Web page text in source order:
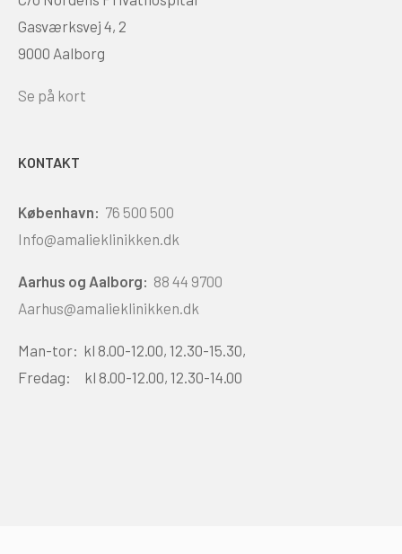
Gasværksvej 4, 2
9000 Aalborg
Se på kort
KONTAKT
København: 76 500 500
Info@amalieklinikken.dk
Aarhus og Aalborg: 88 44 9700
Aarhus@amalieklinikken.dk
Man-tor: kl 8.00-12.00, 12.30-15.30,
Fredag: kl 8.00-12.00, 12.30-14.00